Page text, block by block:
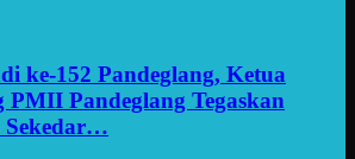
ke-152 Pandeglang, Ketua
PMII Pandeglang Tegaskan
Sekedar…